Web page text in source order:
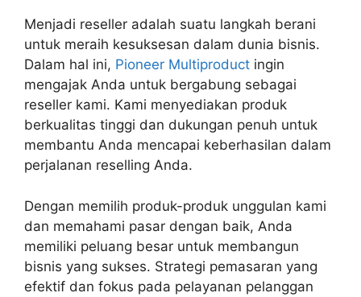
Menjadi reseller adalah suatu langkah berani
untuk meraih kesuksesan dalam dunia bisnis.
Dalam hal ini, Pioneer Multiproduct ingin
mengajak Anda untuk bergabung sebagai
reseller kami. Kami menyediakan produk
berkualitas tinggi dan dukungan penuh untuk
membantu Anda mencapai keberhasilan dalam
perjalanan reselling Anda.
Dengan memilih produk-produk unggulan kami
dan memahami pasar dengan baik, Anda
memiliki peluang besar untuk membangun
bisnis yang sukses. Strategi pemasaran yang
efektif dan fokus pada pelayanan pelanggan